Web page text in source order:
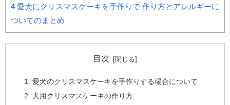
4 愛犬にクリスマスケーキを手作りで 作り方とアレルギーに
ついてのまとめ
目次
愛犬のクリスマスケーキを手作りする場合について
犬用クリスマスケーキの作り方